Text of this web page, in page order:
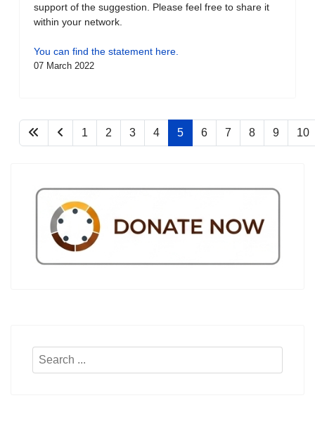
support of the suggestion. Please feel free to share it
within your network.
You can find the statement here.
07 March 2022
1 2 3 4 5 6 7 8 9 10
Search